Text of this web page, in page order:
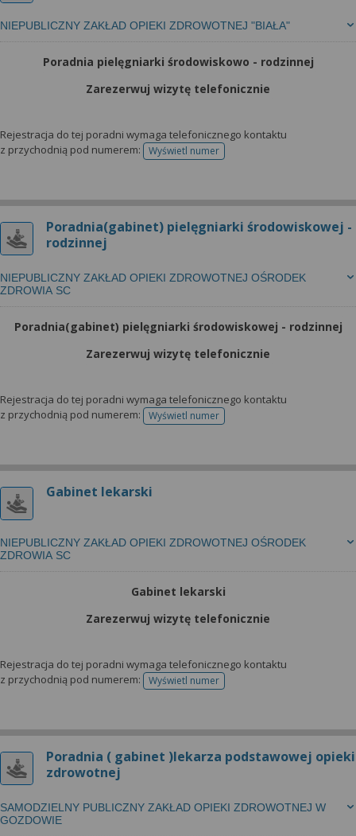
NIEPUBLICZNY ZAKŁAD OPIEKI ZDROWOTNEJ "BIAŁA"
Poradnia pielęgniarki środowiskowo - rodzinnej
Zarezerwuj wizytę telefonicznie
Rejestracja do tej poradni wymaga telefonicznego kontaktu
z przychodnią pod numerem:
Wyświetl numertelefonu do rejestracji
Poradnia(gabinet) pielęgniarki środowiskowej -
rodzinnej
NIEPUBLICZNY ZAKŁAD OPIEKI ZDROWOTNEJ OŚRODEK
ZDROWIA SC
Poradnia(gabinet) pielęgniarki środowiskowej - rodzinnej
Zarezerwuj wizytę telefonicznie
Rejestracja do tej poradni wymaga telefonicznego kontaktu
z przychodnią pod numerem:
Wyświetl numertelefonu do rejestracji
Gabinet lekarski
NIEPUBLICZNY ZAKŁAD OPIEKI ZDROWOTNEJ OŚRODEK
ZDROWIA SC
Gabinet lekarski
Zarezerwuj wizytę telefonicznie
Rejestracja do tej poradni wymaga telefonicznego kontaktu
z przychodnią pod numerem:
Wyświetl numertelefonu do rejestracji
Poradnia ( gabinet )lekarza podstawowej opieki
zdrowotnej
SAMODZIELNY PUBLICZNY ZAKŁAD OPIEKI ZDROWOTNEJ W
GOZDOWIE